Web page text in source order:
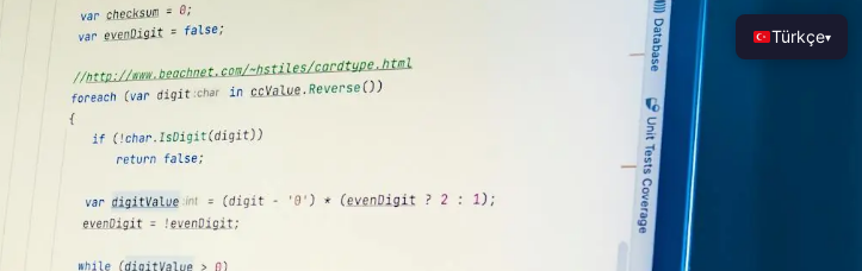
Türkçe▾